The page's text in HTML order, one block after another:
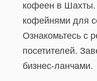
кофеен в Шахты.
кофейнями для
Ознакомьтесь с
посетителей.
бизнес-ланчами.